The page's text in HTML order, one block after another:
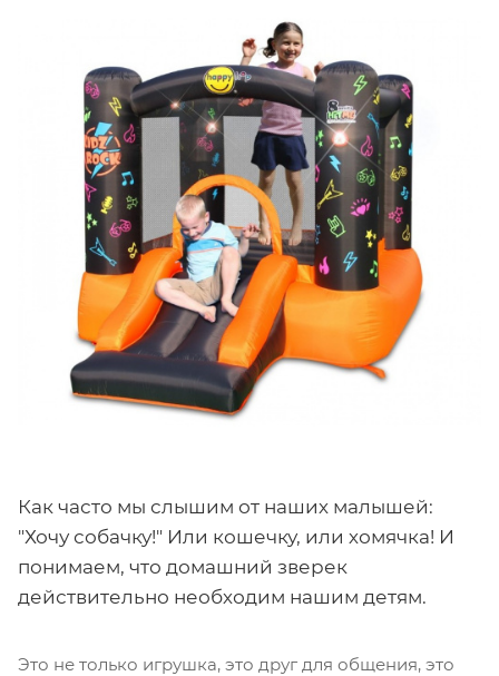
Как часто мы слышим от наших малышей:
"Хочу собачку!" Или кошечку, или хомячка! И
понимаем, что домашний зверек
действительно необходим нашим детям.
Это не только игрушка, это друг для общения, это